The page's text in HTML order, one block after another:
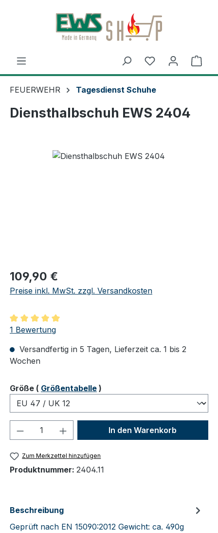
Zum Hauptinhalt springen
FEUERWEHR Tagesdienst Schuhe
Diensthalbschuh EWS 2404
Regulärer Preis:
109,90 €
Preise inkl. MwSt. zzgl. Versandkosten
Durchschnittliche Bewertung von 5 von 5 Sternen
1 Bewertung
Versandfertig in 5 Tagen, Lieferzeit ca. 1 bis 2
Wochen
Größeauswählen
( Größentabelle )
Produkt Anzahl: Gib denIn den Warenkorb
Zum Merkzettel hinzufügen
Produktnummer: 2404.11
Beschreibung
Geprüft nach EN 15090:2012 Gewicht: ca. 490g